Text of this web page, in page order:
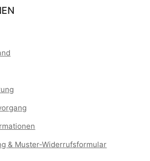
& Muster-Widerrufsformular